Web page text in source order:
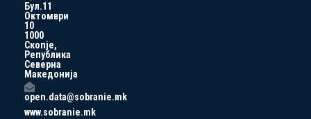
Бул.11
Октомври
10
1000
Скопје,
Република
Северна
Македонија
open.data@sobranie.mk
www.sobranie.mk